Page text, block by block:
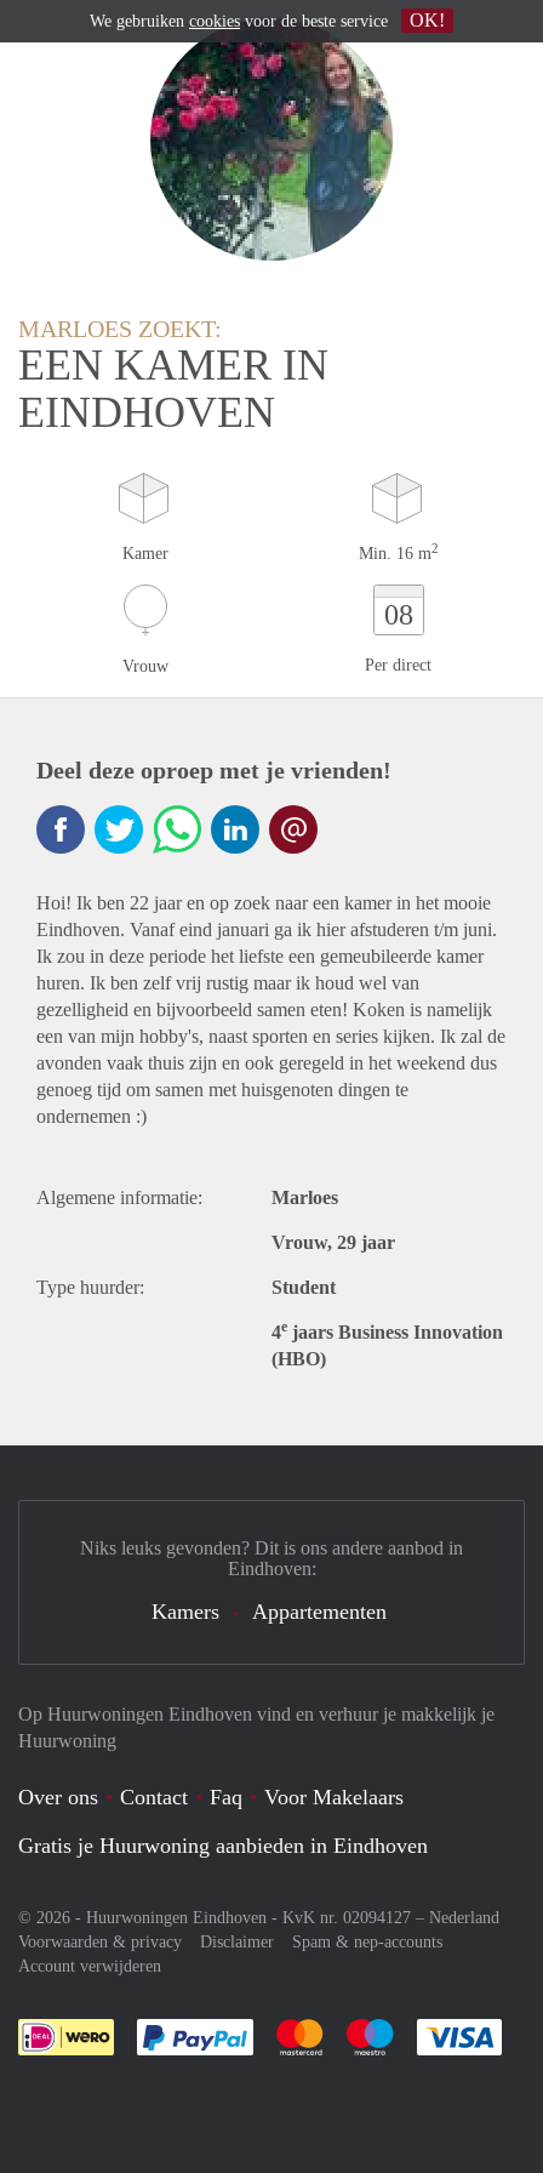
MARLOES ZOEKT:
EEN KAMER IN
EINDHOVEN
Kamer Min. 16 m2
Vrouw
08
Per direct
Deel deze oproep met je vrienden!
Hoi! Ik ben 22 jaar en op zoek naar een kamer in het mooie
Eindhoven. Vanaf eind januari ga ik hier afstuderen t/m juni.
Ik zou in deze periode het liefste een gemeubileerde kamer
huren. Ik ben zelf vrij rustig maar ik houd wel van
gezelligheid en bijvoorbeeld samen eten! Koken is namelijk
een van mijn hobby's, naast sporten en series kijken. Ik zal de
avonden vaak thuis zijn en ook geregeld in het weekend dus
genoeg tijd om samen met huisgenoten dingen te
ondernemen :)
Algemene informatie: Marloes
Vrouw, 29 jaar
Type huurder: Student
4e jaars Business Innovation
(HBO)
Op Huurwoningen Eindhoven vind en verhuur je makkelijk je
Huurwoning
Over ons Contact Faq
Voor Makelaars
Gratis je Huurwoning aanbieden in Eindhoven
© 2026 - Huurwoningen Eindhoven - KvK nr. 02094127 – Nederland
Voorwaarden & privacy
Disclaimer
Spam & nep-accounts
Account verwijderen
Je rekent gemakkelijk af met Paypal
Je rekent gemakkelijk af met
Je rekent
Niks leuks gevonden? Dit is ons andere aanbod in
Eindhoven:
Kamers Appartementen
We gebruiken cookiesvoor de beste service OK!